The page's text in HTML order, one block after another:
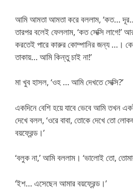
আমি আমতা আমতা করে বললাম, ‘কত…
তারপর বলেই ফেললাম, ‘কত সেক্সি লাগে!’
করতেই পারে কারুর কোম্পানির জন্য …।
তাকায়… আমি কিন্তু চাই না!’
মা খুব হাসল, ‘ওহ … আমি দেখতে সেক্সি?’
একদিনে বেশি হয়ে যাবে ভেবে আমি তখন
দেখে বলল, ‘ওরে বাবা, তোকে দেখে তো
বয়ফ্রেন্ড।’
‘বলুক না,’ আমি বললাম। ‘ভালোই তো,
‘ইশ… এসেছেন আমার বয়ফ্রেন্ড।’